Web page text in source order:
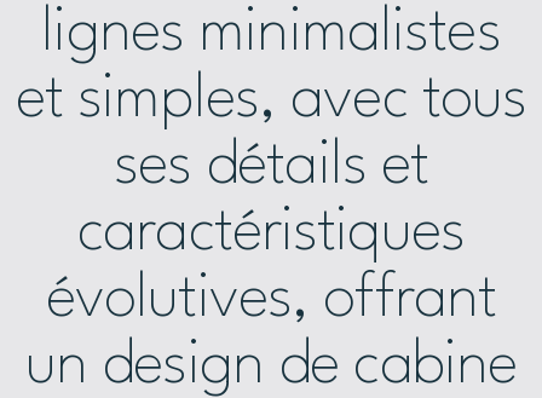
lignes minimalistes
et simples, avec tous
ses détails et
caractéristiques
évolutives, offrant
un design de cabine